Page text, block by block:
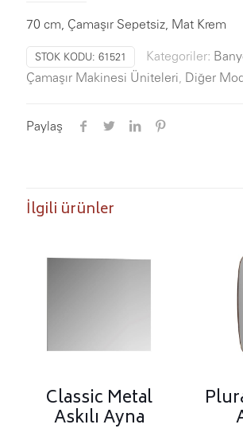
70 cm, Çamaşır Sepetsiz, Mat Krem
STOK KODU: 61521 Kategoriler:
Çamaşır Makinesi Üniteleri Diğer
Paylaş
İlgili ürünler
Classic Metal
Askılı Ayna